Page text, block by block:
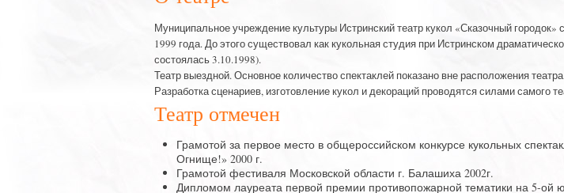
Муниципальное учреждение культуры Истринский театр кукол «Сказочный
1999 года. До этого существовал как кукольная студия при Истринском
состоялась 3.10.1998).
Театр выездной. Основное количество спектаклей показано вне расположения
Разработка сценариев, изготовление кукол и декораций проводятся силами самого
Театр отмечен
Грамотой за первое место в общероссийском конкурсе кукольных
Огнище!» 2000 г.
Грамотой фестиваля Московской области г. Балашиха 2002г.
Дипломом лауреата первой премии противопожарной тематики на 5-ой